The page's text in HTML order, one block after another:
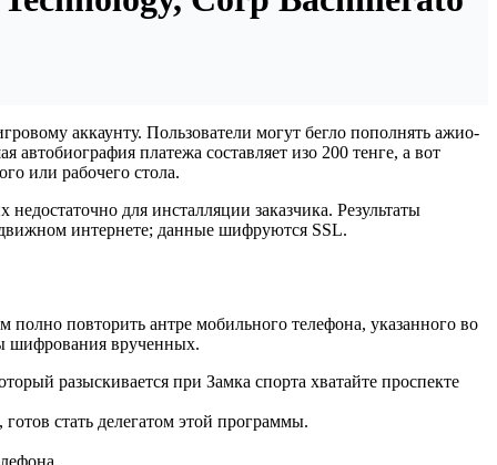
аккаунту. Пользователи могут бегло пополнять ажио-
платежа составляет изо 200 тенге, а вот
или рабочего стола.
для инсталляции заказчика. Результаты
интернете; данные шифруются SSL.
повторить антре мобильного телефона, указанного во
шифрования врученных.
разыскивается при Замка спорта хватайте проспекте
стать делегатом этой программы.